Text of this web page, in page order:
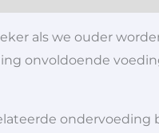
als we ouder
onvoldoende